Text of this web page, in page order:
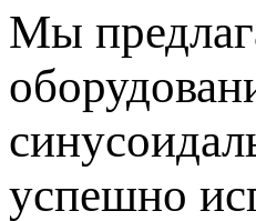
Мы
успешно